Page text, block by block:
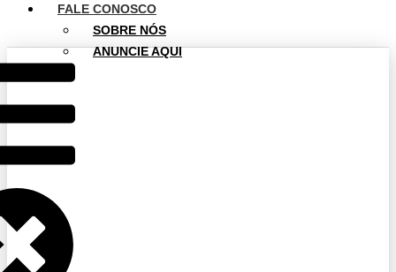
FALE CONOSCO
SOBRE NÓS
ANUNCIE AQUI